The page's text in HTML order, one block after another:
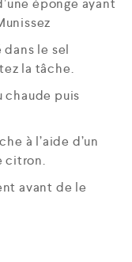
éponge ayant
le sel
la tâche.
chaude puis
à l’aide d’un
citron.
avant de le